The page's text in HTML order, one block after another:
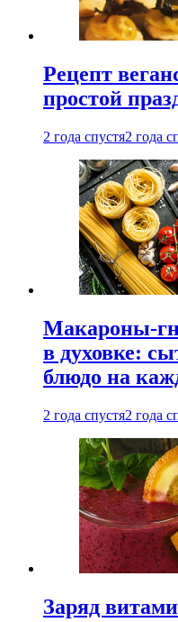
Рецепт
простой
2 года спустя2 года
Макароны-
в духовке:
блюдо на
2 года спустя2 года
Заряд